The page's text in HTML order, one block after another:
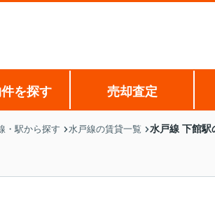
を探す 売却査定
・駅から探す 水戸線の賃貸一覧 水戸線 下館駅